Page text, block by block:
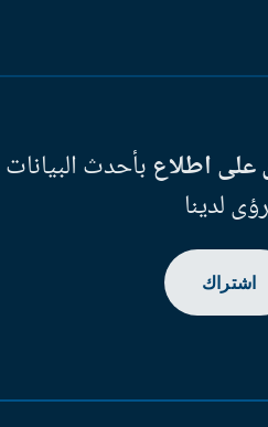
على اطلاعبأحدث البيانات
لدينا
اشتراك